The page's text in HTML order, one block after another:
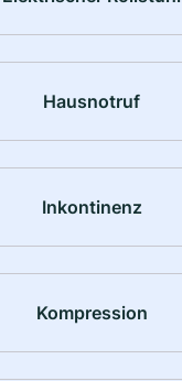
Hausnotruf
Inkontinenz
Kompression